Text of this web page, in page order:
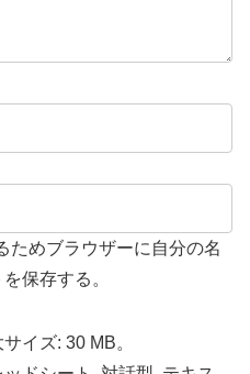
ためブラウザーに自分の名
保存する。
イズ: 30 MB。